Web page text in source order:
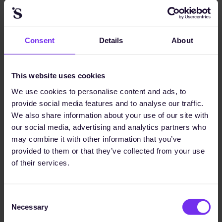
Consent Details About
This website uses cookies
We use cookies to personalise content and ads, to
provide social media features and to analyse our traffic.
We also share information about your use of our site with
our social media, advertising and analytics partners who
may combine it with other information that you’ve
provided to them or that they’ve collected from your use
of their services.
Selection
Necessary
Friends of EFRAG
Diese Partnerschaft ermöglicht es uns, stets auf
dem neuesten Stand der Berichterstattung und
Nachhaltigkeitsstandards zu bleiben.
Gemeinsam setzen wir uns dafür ein, eine
nachhaltigere Wirtschaft zu gestalten und den
Übergang zu umweltbewussten, sozial
verantwortlichen Praktiken zu beschleunigen.